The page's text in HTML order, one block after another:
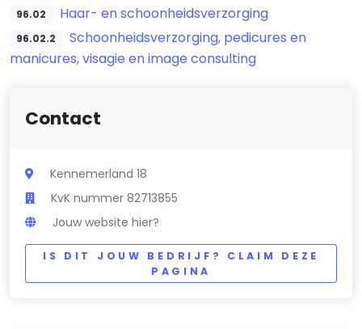
96.02 Haar- en schoonheidsverzorging
96.02.2
Schoonheidsverzorging, pedicures en
manicures, visagie en image consulting
Contact
Kennemerland 18
KvK nummer 82713855
Jouw website hier?
IS DIT JOUW BEDRIJF? CLAIM DEZE
PAGINA